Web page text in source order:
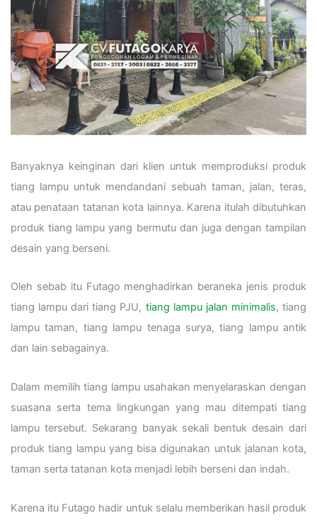
Banyaknya keinginan dari klien untuk memproduksi produk
tiang lampu untuk mendandani sebuah taman, jalan, teras,
atau penataan tatanan kota lainnya. Karena itulah dibutuhkan
produk tiang lampu yang bermutu dan juga dengan tampilan
desain yang berseni.
Oleh sebab itu Futago menghadirkan beraneka jenis produk
tiang lampu dari tiang PJU, tiang lampu jalan minimalis, tiang
lampu taman, tiang lampu tenaga surya, tiang lampu antik
dan lain sebagainya.
Dalam memilih tiang lampu usahakan menyelaraskan dengan
suasana serta tema lingkungan yang mau ditempati tiang
lampu tersebut. Sekarang banyak sekali bentuk desain dari
produk tiang lampu yang bisa digunakan untuk jalanan kota,
taman serta tatanan kota menjadi lebih berseni dan indah.
Karena itu Futago hadir untuk selalu memberikan hasil produk